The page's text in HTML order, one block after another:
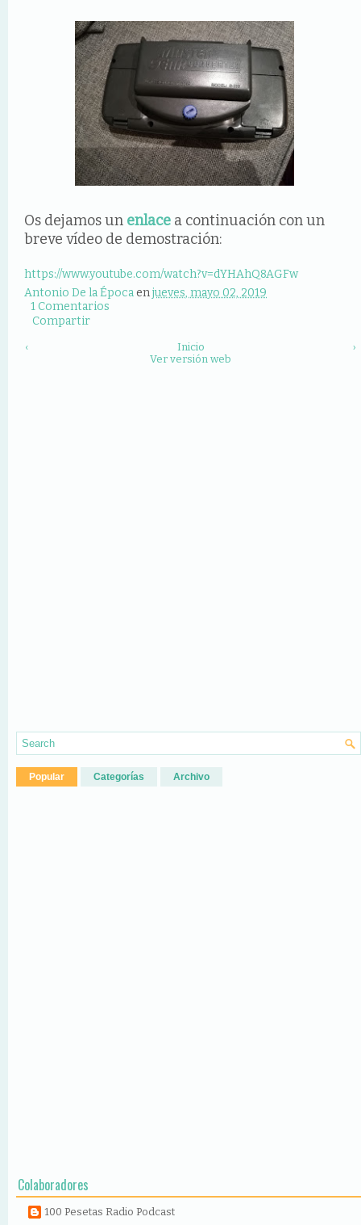
Os dejamos un enlace a continuación con un
breve vídeo de demostración:
https://www.youtube.com/watch?v=dYHAhQ8AGFw
Antonio De la Épocaenjueves, mayo 02, 2019
1 Comentarios
Compartir
‹ ›
Inicio
Ver versión web
Popular Categorías Archivo
Colaboradores
100 Pesetas Radio Podcast